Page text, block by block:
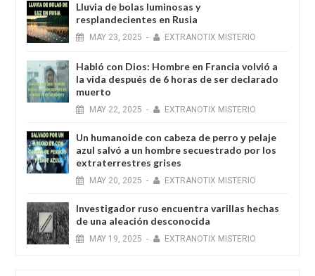
Lluvia de bolas luminosas y
resplandecientes en Rusia
MAY 23, 2025 - EXTRANOTIX MISTERIO
Habló con Dios: Hombre en Francia volvió a
la vida después de 6 horas de ser declarado
muerto
MAY 22, 2025 - EXTRANOTIX MISTERIO
Un humanoide con cabeza de perro у pelaje
azul salvó a un hombre secuestrado por los
extraterrestres grises
MAY 20, 2025 - EXTRANOTIX MISTERIO
Investigador ruso encuentra varillas hechas
de una aleación desconocida
MAY 19, 2025 - EXTRANOTIX MISTERIO